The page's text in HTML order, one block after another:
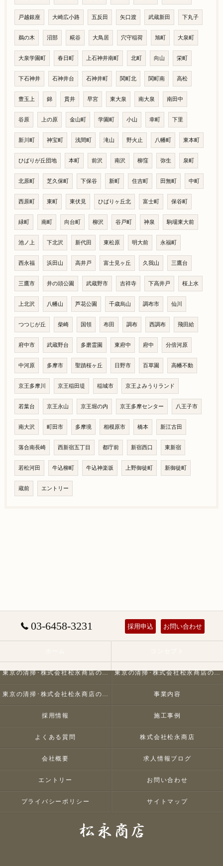
戸越銀座 大崎広小路 五反田 矢口渡 武蔵新田 下丸子
鵜の木 沼部 糀谷 大鳥居 穴守稲荷 旭町 大泉町
大泉学園町 春日町 上石神井南町 北町 向山 栄町
下石神井 石神井台 石神井町 関町北 関町南 高松
豊玉上 錦 貫井 早宮 東大泉 南大泉 南田中
谷原 上の原 金山町 学園町 小山 幸町 下里
新川町 神宝町 浅間町 滝山 野火止 八幡町 東本町
ひばりが丘団地 本町 前沢 南沢 柳窪 弥生 泉町
北原町 芝久保町 下保谷 新町 住吉町 田無町 中町
西原町 東町 東伏見 ひばりヶ丘北 富士町 保谷町
緑町 南町 向台町 柳沢 谷戸町 神泉 駒場東大前
池ノ上 下北沢 新代田 東松原 明大前 永福町
西永福 浜田山 高井戸 富士見ヶ丘 久我山 三鷹台
三鷹市 井の頭公園 武蔵野市 吉祥寺 下高井戸 桜上水
上北沢 八幡山 芦花公園 千歳烏山 調布市 仙川
つつじが丘 柴崎 国領 布田 調布 西調布 飛田給
府中市 武蔵野台 多磨霊園 東府中 府中 分倍河原
中河原 多摩市 聖蹟桜ヶ丘 日野市 百草園 高幡不動
京王多摩川 京王稲田堤 稲城市 京王よみうりランド
若葉台 京王永山 京王堀の内 京王多摩センター 八王子市
南大沢 町田市 多摩境 相模原市 橋本 新江古田
落合南長崎 西新宿五丁目 都庁前 新宿西口 東新宿
若松河田 牛込柳町 牛込神楽坂 上野御徒町 新御徒町
蔵前 エントリー
03-6458-3231 採用申込 お問い合わせ
東京の清掃･株式会社松永商店の口コミ情報 東京の清掃･株式会社松永商店の評判
東京の清掃･株式会社松永商店のお客様の声 事業内容
採用情報 施工事例
よくある質問 株式会社松永商店
会社概要 求人情報ブログ
エントリー お問い合わせ
プライバシーポリシー サイトマップ